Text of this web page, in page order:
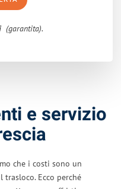
(garantita).
e servizio
che i costi sono un
Ecco perché